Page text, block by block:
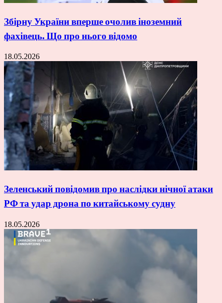
Збірну України вперше очолив іноземний
фахівець. Що про нього відомо
18.05.2026
Зеленський повідомив про наслідки нічної атаки
РФ та удар дрона по китайському судну
18.05.2026